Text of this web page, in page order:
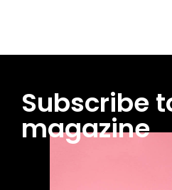
Subscribe
magazine